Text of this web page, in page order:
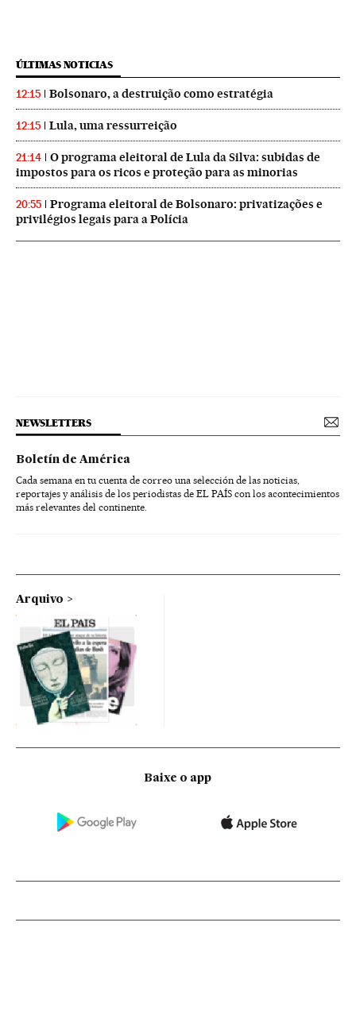
ÚLTIMAS NOTICIAS
12:15 Bolsonaro, a destruição como estratégia
12:15 Lula, uma ressurreição
21:14
O programa eleitoral de Lula da Silva: subidas de
impostos para os ricos e proteção para as minorias
20:55
Programa eleitoral de Bolsonaro: privatizações e
privilégios legais para a Polícia
NEWSLETTERS
Boletín de América
Cada semana en tu cuenta de correo una selección de las noticias,
reportajes y análisis de los periodistas de EL PAÍS con los acontecimientos
más relevantes del continente.
Arquivo
Baixe o app